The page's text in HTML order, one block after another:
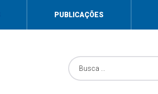
PUBLICAÇÕES